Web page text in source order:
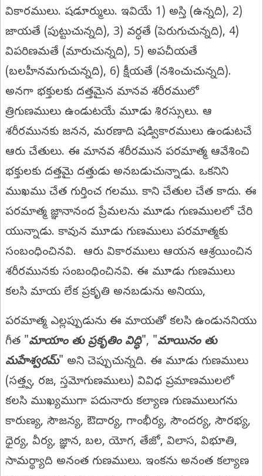
వికారములు. షడూర్ములు. ఇవియే 1) అస్తి (ఉన్నది), 2)
జాయతే (పుట్టుచున్నది), 3) వర్ధతే (పెరుగుచున్నది), 4)
విపరిణమతే (మారుచున్నది), 5) అపచీయతే
(బలహీనమగుచున్నది), 6) క్షీయతే (నశించుచున్నది).
అనగా భక్తులకు దత్తమైన మానవ శరీరములో
త్రిగుణములు ఉండుటయే మూడు శిరస్సులు. ఆ
శరీరమునకు జనన, మరణాది షడ్వికారములు ఉండుటచే
ఆరు చేతులు. ఈ మానవ శరీరమున పరమాత్మ ఆవేశించి
భక్తులకు దత్తమై దత్తుడు అనబడుచున్నాడు. ఒకనిని
ముఖము చేత గుర్తించ గలము. కాని చేతుల చేత కాదు. ఈ
పరమాత్మ జ్ఞానానంద ప్రేమలను మూడు గుణములలో చేరి
యున్నాడు. కావున మూడు గుణములు పరమాత్మకు
సంబంధించినవి. ఆరు వికారములు ఆయన ఆశ్రయించిన
శరీరమునకు సంబంధించినవి. ఈ మూడు గుణములు
కలసి మాయ లేక ప్రకృతి అనబడును అనియు,
పరమాత్మ ఎల్లప్పుడును ఈ మాయతో కలసి ఉండుననియు
గీత "మాయాం తు ప్రకృతిం విద్ధి", "మాయినం తు
మహేశ్వరమ్‌" అని చెప్పుచున్నది. ఈ మూడు గుణములు
(సత్త్వ, రజ, స్తమోగుణములు) వివిధ ప్రమాణములలో
కలసి ముఖ్యముగా పదునారు కల్యాణ గుణములుగను
కారుణ్య, సౌజన్య, ఔదార్య, గాంభీర్య, సౌందర్య, సౌరభ్య,
ధైర్య, వీర్య, జ్ఞాన, బల, యోగ, తేజో, విలాస, విభూతి,
సామర్థ్యాది అనంత గుణములు. ఇంకను అనంత కల్యాణ